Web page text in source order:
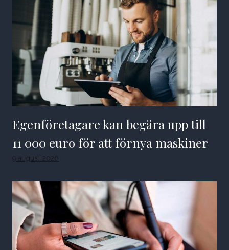
Egenföretagare kan begära upp till
11 000 euro för att förnya maskiner
9 augusti 2026